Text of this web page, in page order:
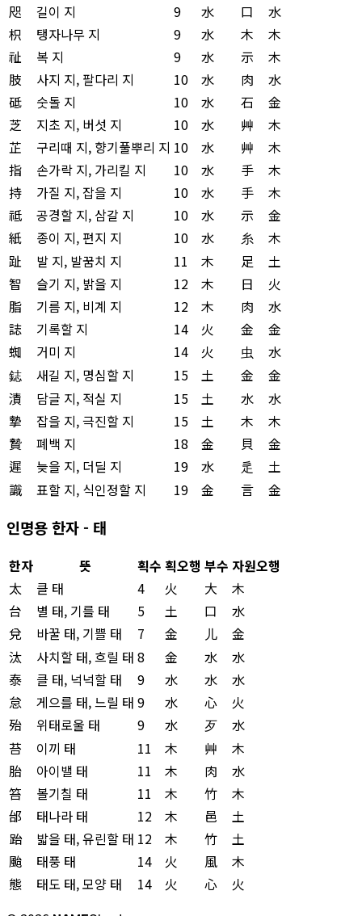
咫
길이 지 9 水 口
水
枳
탱자나무 지 9 水 木
木
祉
복 지 9 水 示
木
肢
사지 지, 팔다리 지 10 水 肉
水
砥
숫돌 지 10 水 石
金
芝
지초 지, 버섯 지 10 水 艸
木
芷
구리때 지, 향기풀뿌리 지 10 水 艸
木
指
손가락 지, 가리킬 지 10 水 手
木
持
가질 지, 잡을 지 10 水 手
木
祗
공경할 지, 삼갈 지 10 水 示
金
紙
종이 지, 편지 지 10 水 糸
木
趾
발 지, 발꿈치 지 11 木 足
土
智
슬기 지, 밝을 지 12 木 日
火
脂
기름 지, 비계 지 12 木 肉
水
誌
기록할 지 14 火 金
金
蜘
거미 지 14 火 虫
水
鋕
새길 지, 명심할 지 15 土 金
金
漬
담글 지, 적실 지 15 土 水
水
摯
잡을 지, 극진할 지 15 土 木
木
贄
폐백 지 18 金 貝
金
遲
늦을 지, 더딜 지 19 水 辵
土
識
표할 지, 식인정할 지 19 金 言 金
인명용 한자 - 태
한자 뜻 획수 획오행 부수 자원오행
太
클 태 4 火 大
木
台
별 태, 기를 태 5 土 口
水
兌
바꿀 태, 기쁠 태 7 金 儿
金
汰
사치할 태, 흐릴 태 8 金 水
水
泰
클 태, 넉넉할 태 9 水 水
水
怠
게으를 태, 느릴 태 9 水 心
火
殆
위태로울 태 9 水 歹
水
苔
이끼 태 11 木 艸
木
胎
아이밸 태 11 木 肉
水
笞
볼기칠 태 11 木 竹
木
邰
태나라 태 12 木 邑
土
跆
밟을 태, 유린할 태 12 木 竹
土
颱
태풍 태 14 火 風
木
態
태도 태, 모양 태 14 火 心
火